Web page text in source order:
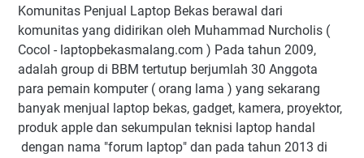
Komunitas Penjual Laptop Bekas berawal dari
komunitas yang didirikan oleh Muhammad Nurcholis (
Cocol - laptopbekasmalang.com ) Pada tahun 2009,
adalah group di BBM tertutup berjumlah 30 Anggota
para pemain komputer ( orang lama ) yang sekarang
banyak menjual laptop bekas, gadget, kamera, proyektor,
produk apple dan sekumpulan teknisi laptop handal
dengan nama "forum laptop" dan pada tahun 2013 di